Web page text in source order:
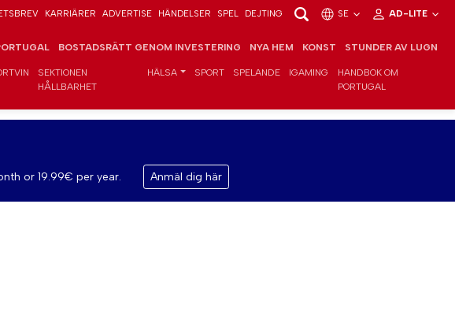
KARRIÄRER ADVERTISE HÄNDELSER SPEL DEJTING SE AD-LITE
BOSTADSRÄTT GENOM INVESTERING NYA HEM KONST STUNDER AV LUGN
SEKTIONEN
HÅLLBARHET
HÄLSA SPORT SPELANDE IGAMING
HANDBOK OM
PORTUGAL
or 19.99€ per year. Anmäl dig här